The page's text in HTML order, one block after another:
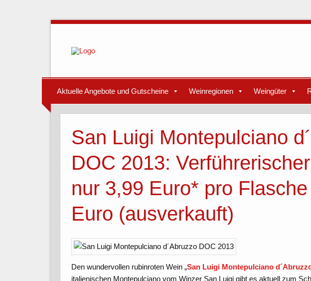
Aktuelle Angebote und Gutscheine Weinregionen Weingüter
San Luigi Montepulciano
DOC 2013:
nur 3,99 Euro* pro
Euro (ausverkauft)
Den wundervollen rubinroten Wein „San Luigi Montepulciano
italienischen Montepulciano vom Winzer San Luigi gibt es aktuell zum